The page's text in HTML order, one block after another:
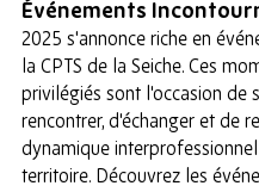
Événements
2025 s'annonce riche en
la CPTS de la Seiche. Ces
privilégiés sont l'occasion de
rencontrer, d'échanger et de
dynamique
territoire. Découvrez les